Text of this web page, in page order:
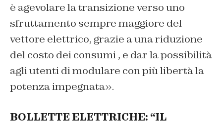
è agevolare la transizione verso uno
sfruttamento sempre maggiore del
vettore elettrico, grazie a una riduzione
del costo dei consumi , e dar la possibilità
agli utenti di modulare con più libertà la
potenza impegnata».
BOLLETTE ELETTRICHE: “IL